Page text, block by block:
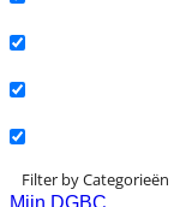
Filter by Categorieën
Mijn DGBC